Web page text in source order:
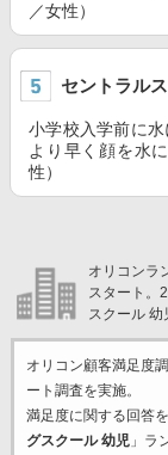
／女性）
セントラル
小学校入学前に
より早く顔を水
性）
オリコンラ
スタート。
スクール 幼
オリコン顧客満足度
ート調査を実施。
満足度に関する回答
グスクール 幼児」ラ